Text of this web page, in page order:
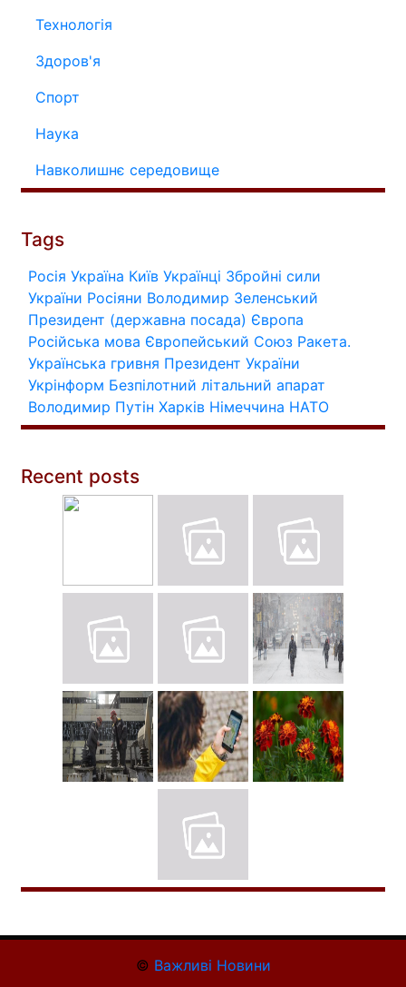
Технологія
Здоров'я
Спорт
Наука
Навколишнє середовище
Tags
Росія Україна Київ Українці Збройні сили
України Росіяни Володимир Зеленський
Президент (державна посада) Європа
Російська мова Європейський Союз Ракета.
Українська гривня Президент України
Укрінформ Безпілотний літальний апарат
Володимир Путін Харків Німеччина НАТО
Recent posts
© Важливі Новини